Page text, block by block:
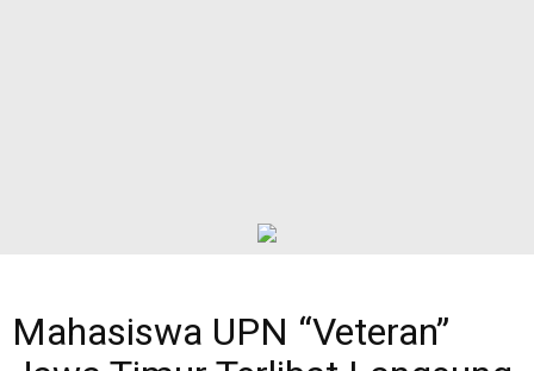
Mahasiswa UPN “Veteran”